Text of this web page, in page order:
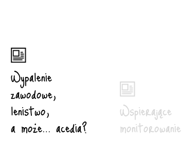
Wypalenie
zawodowe,
lenistwo,
a może… acedia?
Wspierające
monitorowanie